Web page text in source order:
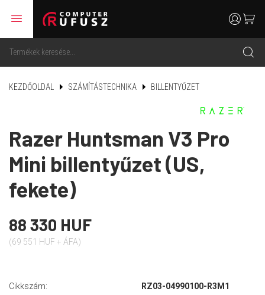
menu
search
usercart
KEZDŐOLDAL SZÁMÍTÁSTECHNIKA BILLENTYŰZET
Razer Huntsman V3 Pro
Mini billentyűzet (US,
fekete)
88 330 HUF
(69 551 HUF + ÁFA)
Cikkszám:
RZ03-04990100-R3M1